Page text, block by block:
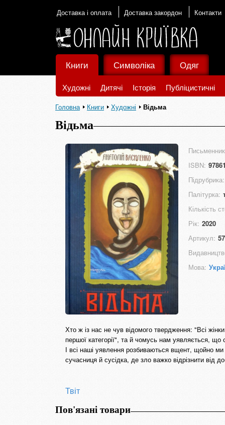
Доставка і оплата Доставка закордон Контакти
Книги
Художні Дитячі Історія Публіцистичні
Символіка Одяг
Головна Книги Художні Відьма
Відьма
ISBN:
Підрубрика:
Палітурка:
Кількість
Рік: 2020
Артикул:
Мова:
Хто ж із нас не чув відомого твердження: "Всі
першої категорії", та й чомусь нам уявляється,
І всі наші уявлення розбиваються вщент, щойно
сучасниця й сусідка, де зло важко відрізнити
Твіт
Пов'язані товари